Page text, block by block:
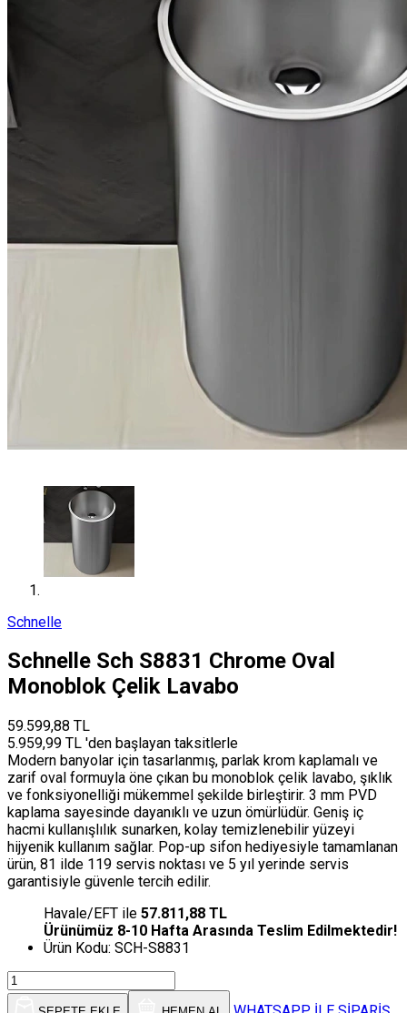
Schnelle
Schnelle Sch S8831 Chrome Oval
Monoblok Çelik Lavabo
59.599,88 TL
5.959,99 TL 'den başlayan taksitlerle
Modern banyolar için tasarlanmış, parlak krom kaplamalı ve
zarif oval formuyla öne çıkan bu monoblok çelik lavabo, şıklık
ve fonksiyonelliği mükemmel şekilde birleştirir. 3 mm PVD
kaplama sayesinde dayanıklı ve uzun ömürlüdür. Geniş iç
hacmi kullanışlılık sunarken, kolay temizlenebilir yüzeyi
hijyenik kullanım sağlar. Pop-up sifon hediyesiyle tamamlanan
ürün, 81 ilde 119 servis noktası ve 5 yıl yerinde servis
garantisiyle güvenle tercih edilir.
Havale/EFT ile 57.811,88 TL
Ürünümüz 8-10 Hafta Arasında Teslim Edilmektedir!
Ürün Kodu: SCH-S8831